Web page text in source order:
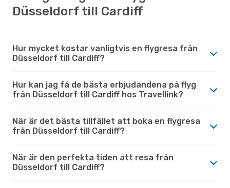
Düsseldorf till Cardiff
Hur mycket kostar vanligtvis en flygresa från
Düsseldorf till Cardiff?
Hur kan jag få de bästa erbjudandena på flyg
från Düsseldorf till Cardiff hos Travellink?
När är det bästa tillfället att boka en flygresa
från Düsseldorf till Cardiff?
När är den perfekta tiden att resa från
Düsseldorf till Cardiff?